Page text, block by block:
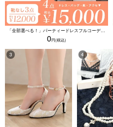
「全部選べる！」パーティードレスフルコーデセット (ドレス1点＋バッグ1点＋アクセ1点+靴1足/4点15000円(税込)/靴なしで12000円(税込))
0